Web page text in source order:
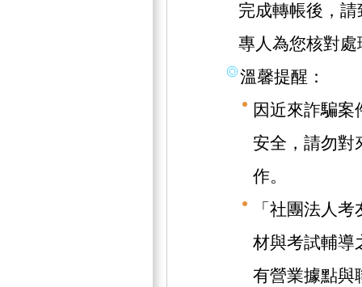
完成轉帳後，
專人為您核對
溫馨提醒：
因近來詐騙案
安全，請勿對
作。
「社團法人
材與考試輔導
有營業據點與